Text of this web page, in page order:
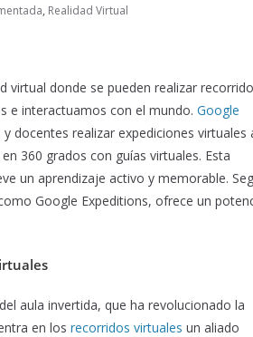
, Realidad Virtual
virtual donde se pueden realizar
e interactuamos con el mundo. Google
docentes realizar expediciones virtuales
360 grados con guías virtuales. Esta
un aprendizaje activo y memorable.
Google Expeditions, ofrece un
aula invertida, que ha revolucionado la
en los recorridos virtuales un aliado